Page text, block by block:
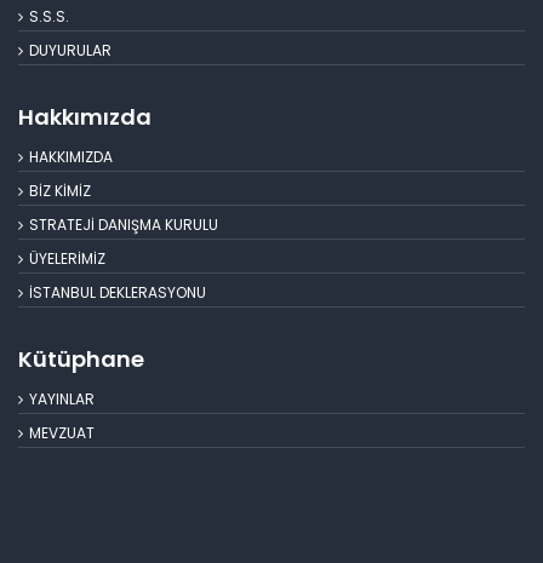
S.S.S.
DUYURULAR
Hakkımızda
HAKKIMIZDA
BİZ KİMİZ
STRATEJİ DANIŞMA KURULU
ÜYELERİMİZ
İSTANBUL DEKLERASYONU
Kütüphane
YAYINLAR
MEVZUAT